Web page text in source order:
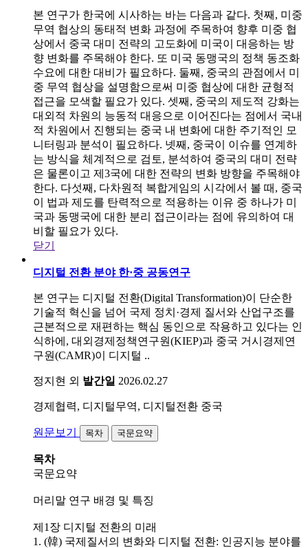
본 연구가 한국에 시사하는 바는 다음과 같다. 첫째, 미중
무역 협상의 동태적 변화 과정에 주목하여 향후 미중 협
상에서 중국 대미 전략의 고도화에 미국이 대응하는 방
향 변화를 주목해야 한다. 또 미국 동맹국의 정책 동조화
수요에 대한 대비가 필요하다. 둘째, 중국의 관점에서 미
중 무역 협상을 설명함으로써 미중 협상에 대한 균형적
접근을 모색할 필요가 있다. 셋째, 중국의 제도적 강화는
대외적 차원의 능동적 대응으로 이어진다는 점에서 국내
적 차원에서 진행되는 중국 내 변화에 대한 주기적인 모
니터링과 분석이 필요하다. 넷째, 중국이 이슈를 연계하
는 방식을 체계적으로 검토, 분석하여 중국의 대미 전략
은 물론이고 제3국에 대한 전략의 변화 방향을 주목해야
한다. 다섯째, 다차원적 복합게임의 시각에서 볼 때, 중국
이 법과 제도를 탄력적으로 적용하는 이유 중 하나가 미
국과 동맹국에 대한 분리 접근이라는 점에 유의하여 대
비할 필요가 있다.
닫기
디지털 전환 분야 한·중 공동연구
본 연구는 디지털 전환(Digital Transformation)이 단순한
기술적 혁신을 넘어 국제 정치·경제 질서와 산업구조를
근본적으로 재편하는 핵심 동인으로 작용하고 있다는 인
식하에, 대외경제정책연구원(KIEP)과 중국 거시경제연
구원(CAMR)이 디지털 ..
정지현 외 발간일 2026.02.27
경제협력, 디지털무역, 디지털전환 중국
원문보기 목차 국문요약
목차
국문요약
머리말 연구 배경 및 특징
제1장 디지털 전환의 미래
1. (韓) 국제질서의 변화와 디지털 전환: 인공지능 분야를